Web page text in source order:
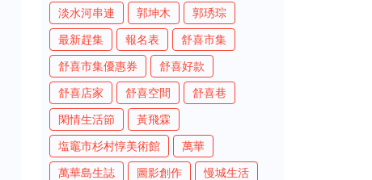
淡水河串連
郭坤木
郭琇琮
最新趕集
報名表
舒喜市集
舒喜市集優惠券
舒喜好款
舒喜店家
舒喜空間
舒喜巷
閑情生活節
黃飛霖
塩竈市杉村惇美術館
萬華
萬華島生誌
圖影創作
慢城生活